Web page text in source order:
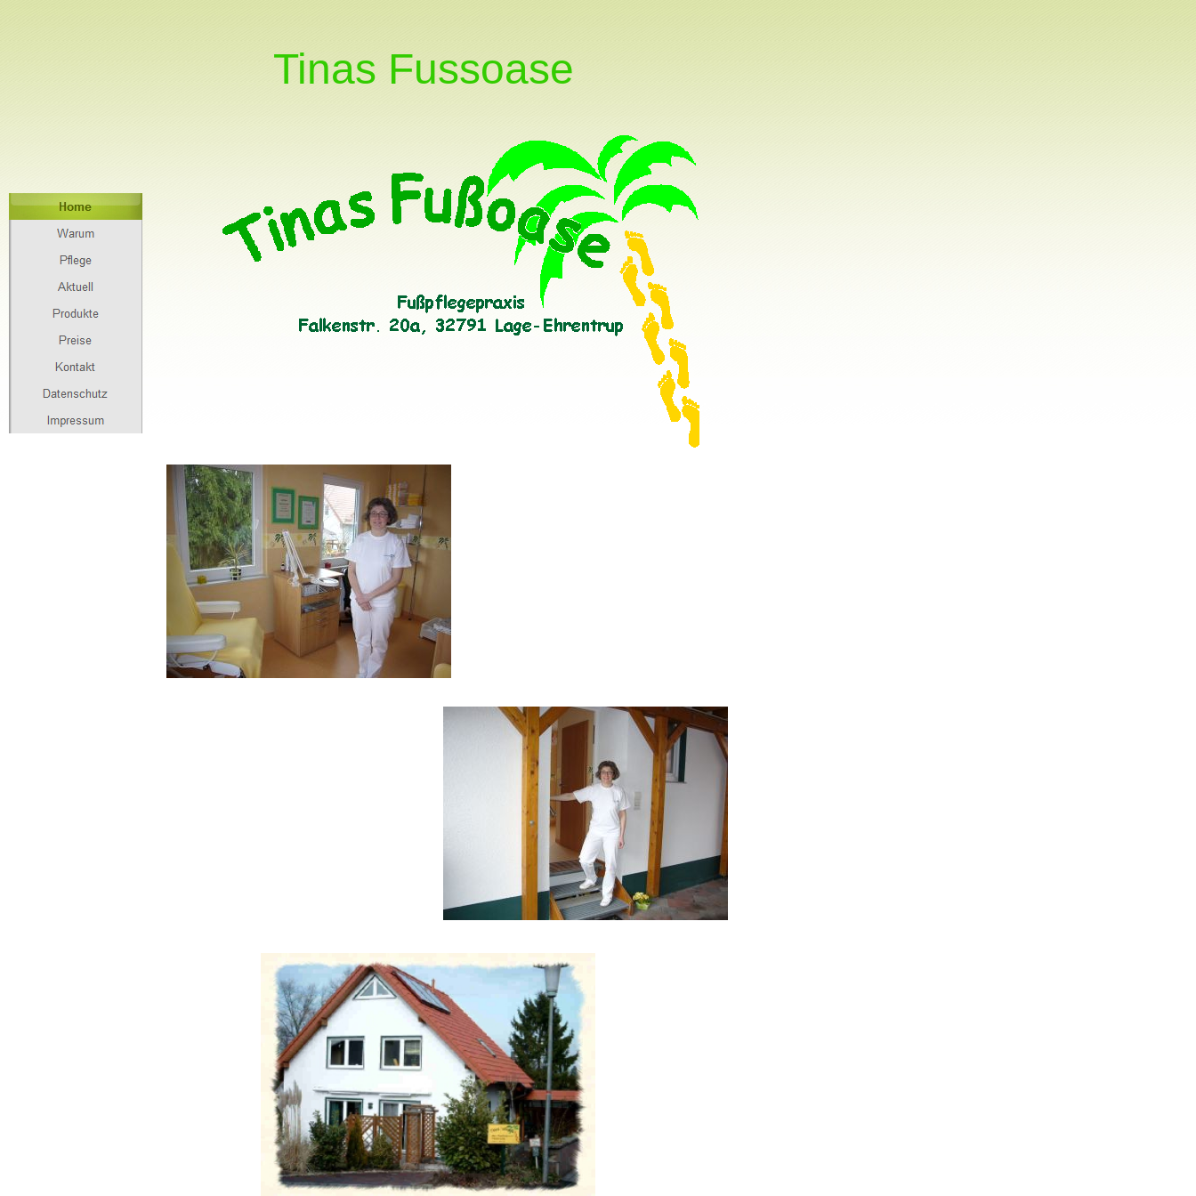
Tinas Fussoase